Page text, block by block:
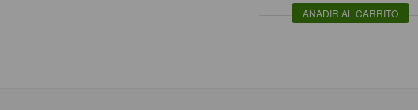
AÑADIR AL CARRITO